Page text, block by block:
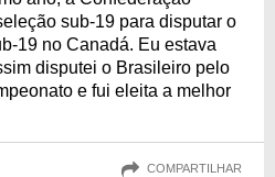
sub-19 para disputar o
19 no Canadá. Eu estava
disputei o Brasileiro pelo
e fui eleita a melhor
COMPARTILHAR